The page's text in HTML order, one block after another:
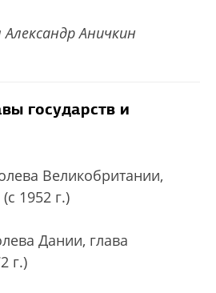
Аничкин
государств и
Великобритании,
1952 г.)
Дании, глава
г.)